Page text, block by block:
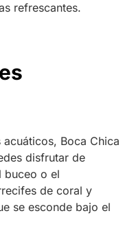
refrescantes.
Boca Chica
disfrutar de
buceo o el
de coral y
se esconde bajo el